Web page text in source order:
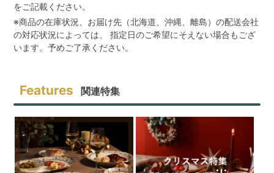
をご記載ください。
※商品の在庫状況、お届け先（北海道、沖縄、離島）の配送会社
の対応状況によっては、 指定日のご希望にそえない場合もござ
います。予めご了承ください。
関連特集